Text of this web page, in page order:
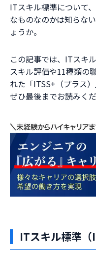
ITスキル標準について
なものなのかは知らな
ょうか。
この記事では、ITスキ
スキル評価や11種類の
れた「ITSS+（プラス
ぜひ最後までお読みくだ
ITスキル標準（